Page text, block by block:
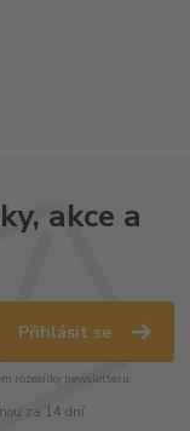
akce a
Přihlásit se
rozesílky newsletteru.
za 14 dní.